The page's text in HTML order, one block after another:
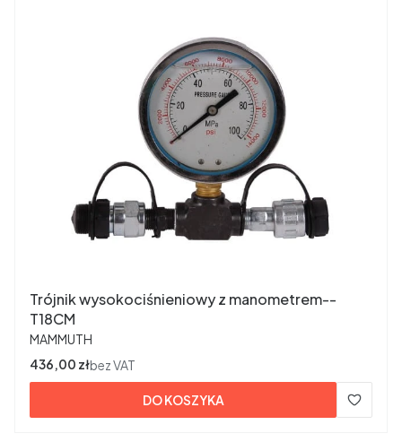
Trójnik wysokociśnieniowy z manometrem--
T18CM
PRODUCENT
MAMMUTH
Cena
436,00 złbez VAT
DO KOSZYKA